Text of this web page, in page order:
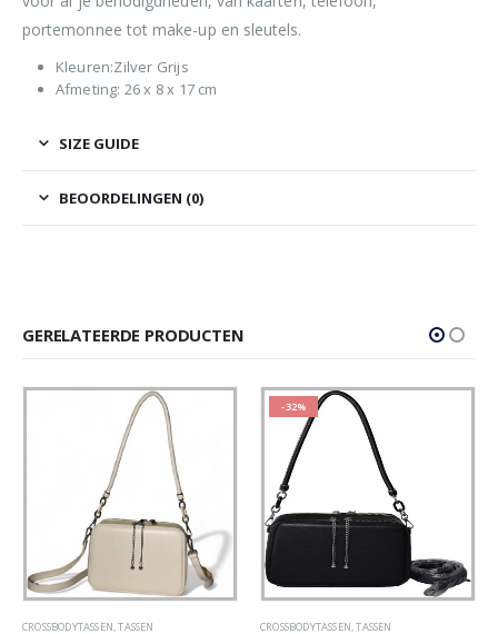
portemonnee tot make-up en sleutels.
Kleuren:Zilver Grijs
Afmeting: 26 x 8 x 17 cm
SIZE GUIDE
BEOORDELINGEN (0)
GERELATEERDE PRODUCTEN
CROSSBODYTASSEN,TASSEN
-32%
CROSSBODYTASSEN,TASSEN